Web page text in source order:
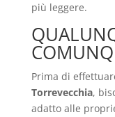
più leggere.
Prima di
Torrevecchia,
adatto alle